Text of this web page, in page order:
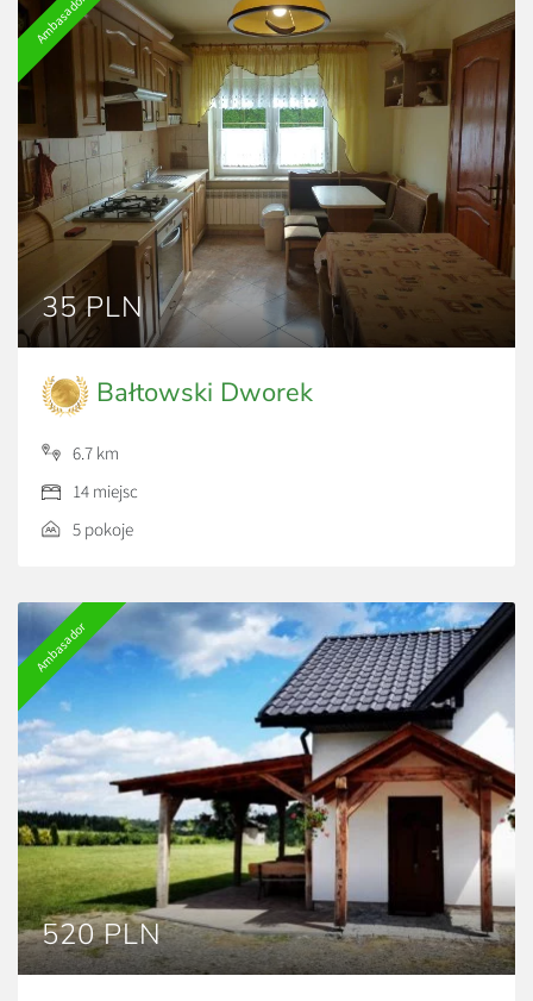
Ambasador
35 PLN
Bałtowski Dworek
6.7 km
14 miejsc
5 pokoje
Ambasador
520 PLN